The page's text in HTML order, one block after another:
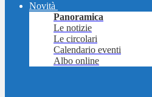
Novità
Panoramica
Le notizie
Le circolari
Calendario eventi
Albo online